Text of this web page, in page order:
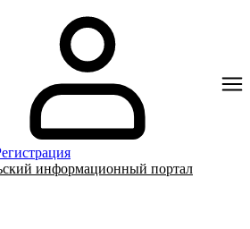
информационный портал